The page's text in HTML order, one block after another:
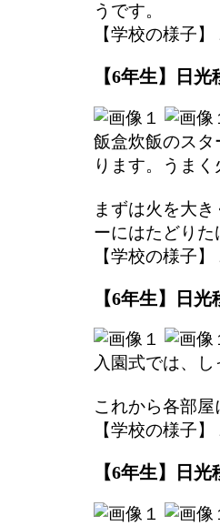
うです。
【学校の様子
【6年生】日
飯盒炊飯のス
ります。うま
まずは火を大
ーにはたどりた
【学校の様子
【6年生】日
入園式では、
これから各部
【学校の様子
【6年生】日